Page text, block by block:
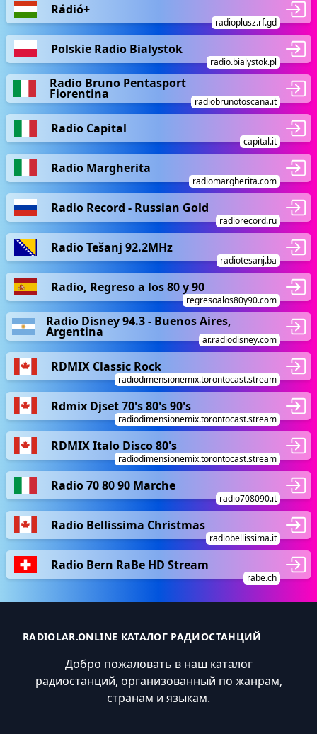
Rádió+
radioplusz.rf.gd
Polskie Radio Bialystok
radio.bialystok.pl
Radio Bruno Pentasport
Fiorentina
radiobrunotoscana.it
Radio Capital
capital.it
Radio Margherita
radiomargherita.com
Radio Record - Russian Gold
radiorecord.ru
Radio Tešanj 92.2MHz
radiotesanj.ba
Radio, Regreso a los 80 y 90
regresoalos80y90.com
Radio Disney 94.3 - Buenos Aires,
Argentina
ar.radiodisney.com
RDMIX Classic Rock
radiodimensionemix.torontocast.stream
Rdmix Djset 70's 80's 90's
radiodimensionemix.torontocast.stream
RDMIX Italo Disco 80's
radiodimensionemix.torontocast.stream
Radio 70 80 90 Marche
radio708090.it
Radio Bellissima Christmas
radiobellissima.it
Radio Bern RaBe HD Stream
rabe.ch
RADIOLAR.ONLINE КАТАЛОГ РАДИОСТАНЦИЙ
Добро пожаловать в наш каталог
радиостанций, организованный по жанрам,
странам и языкам.